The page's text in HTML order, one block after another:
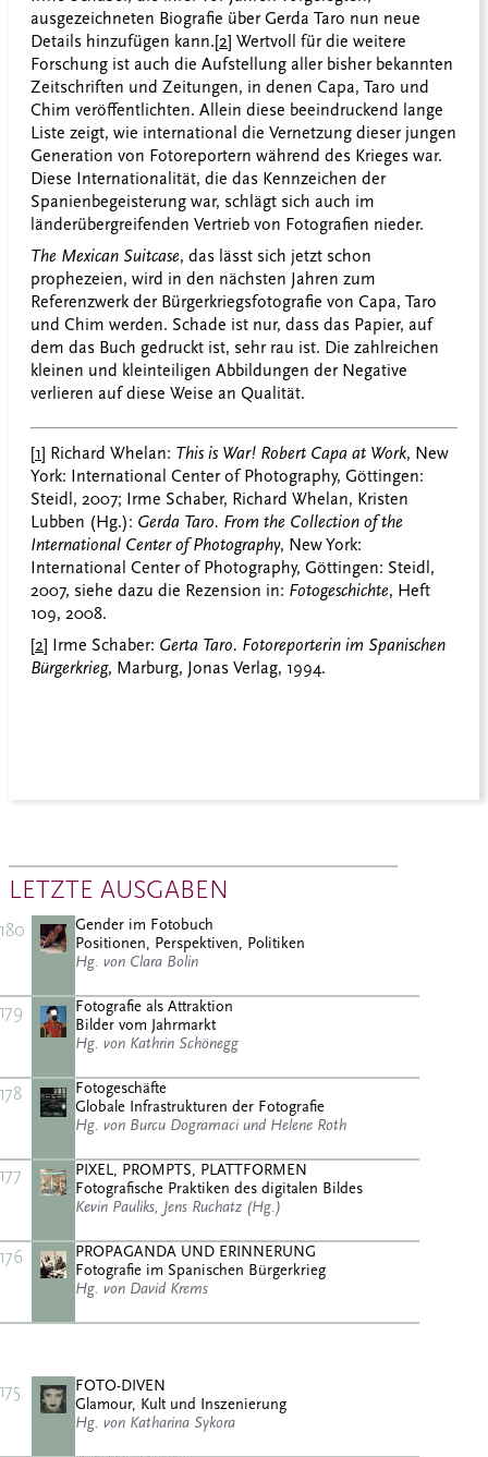
ausgezeichneten Biografie über Gerda Taro nun neue
Details hinzufügen kann.[2] Wertvoll für die weitere
Forschung ist auch die Aufstellung aller bisher bekannten
Zeitschriften und Zeitungen, in denen Capa, Taro und
Chim veröffentlichten. Allein diese beeindruckend lange
Liste zeigt, wie international die Vernetzung dieser jungen
Generation von Fotoreportern während des Krieges war.
Diese Internationalität, die das Kennzeichen der
Spanienbegeisterung war, schlägt sich auch im
länderübergreifenden Vertrieb von Fotografien nieder.
The Mexican Suitcase, das lässt sich jetzt schon
prophezeien, wird in den nächsten Jahren zum
Referenzwerk der Bürgerkriegsfotografie von Capa, Taro
und Chim werden. Schade ist nur, dass das Papier, auf
dem das Buch gedruckt ist, sehr rau ist. Die zahlreichen
kleinen und kleinteiligen Abbildungen der Negative
verlieren auf diese Weise an Qualität.
[1] Richard Whelan: This is War! Robert Capa at Work, New
York: International Center of Photography, Göttingen:
Steidl, 2007; Irme Schaber, Richard Whelan, Kristen
Lubben (Hg.): Gerda Taro. From the Collection of the
International Center of Photography, New York:
International Center of Photography, Göttingen: Steidl,
2007, siehe dazu die Rezension in: Fotogeschichte, Heft
109, 2008.
[2]
Irme Schaber: Gerta Taro. Fotoreporterin im Spanischen
Bürgerkrieg, Marburg, Jonas Verlag, 1994.
LETZTE AUSGABEN
180
Gender im Fotobuch
Positionen, Perspektiven, Politiken
Hg. von Clara Bolin
179
Fotografie als Attraktion
Bilder vom Jahrmarkt
Hg. von Kathrin Schönegg
178
Fotogeschäfte
Globale Infrastrukturen der Fotografie
Hg. von Burcu Dogramaci und Helene Roth
177
PIXEL, PROMPTS, PLATTFORMEN
Fotografische Praktiken des digitalen Bildes
Kevin Pauliks, Jens Ruchatz (Hg.)
176
PROPAGANDA UND ERINNERUNG
Fotografie im Spanischen Bürgerkrieg
Hg. von David Krems
175
FOTO-DIVEN
Glamour, Kult und Inszenierung
Hg. von Katharina Sykora